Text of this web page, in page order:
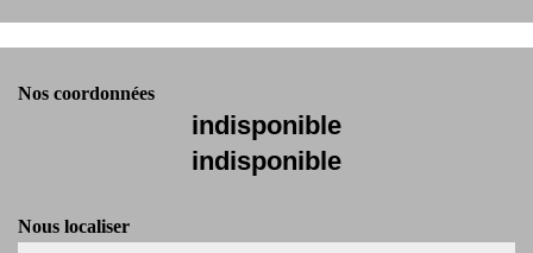
Nos coordonnées
indisponible
indisponible
Nous localiser